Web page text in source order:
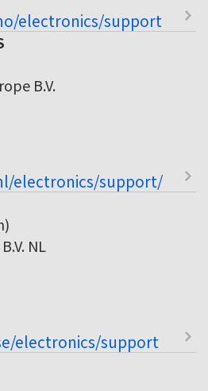
electronics/support
B.V.
electronics/support/
NL
electronics/support